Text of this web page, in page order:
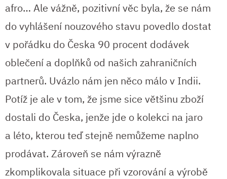
afro… Ale vážně, pozitivní věc byla, že se nám
do vyhlášení nouzového stavu povedlo dostat
v pořádku do Česka 90 procent dodávek
oblečení a doplňků od našich zahraničních
partnerů. Uvázlo nám jen něco málo v Indii.
Potíž je ale v tom, že jsme sice většinu zboží
dostali do Česka, jenže jde o kolekci na jaro
a léto, kterou teď stejně nemůžeme naplno
prodávat. Zároveň se nám výrazně
zkomplikovala situace při vzorování a výrobě